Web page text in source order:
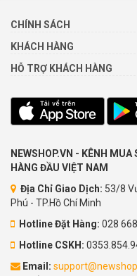
CHÍNH SÁCH
KHÁCH HÀNG
HỖ TRỢ KHÁCH HÀNG
NEWSHOP.VN - KÊNH
HÀNG ĐẦU VIỆT NAM
Địa Chỉ Giao Dịch: 53/8
Phú - TP.Hồ Chí Minh
Hotline Đặt Hàng: 028
Hotline CSKH:
Email: